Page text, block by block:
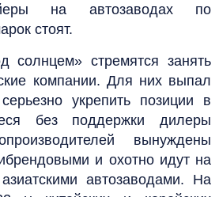
на автозаводах по
стоят.
солнцем» стремятся занять
компании. Для них выпал
укрепить позиции в
без поддержки дилеры
вынуждены
и охотно идут на
автозаводами. На